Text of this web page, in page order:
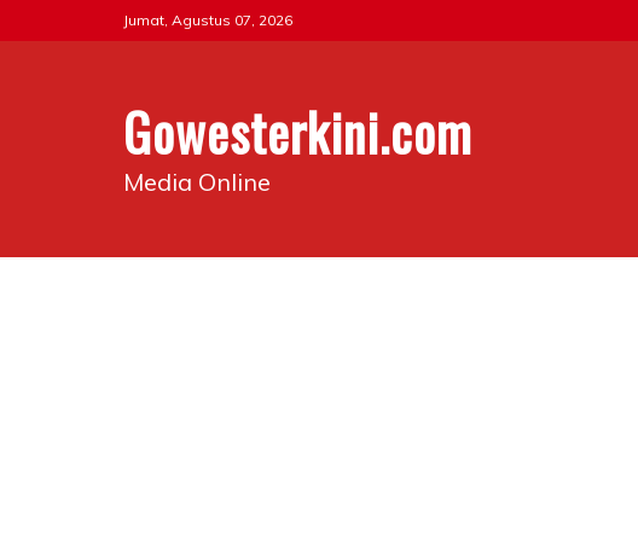
to
Jumat, Agustus 07, 2026
Gowesterkini.com
Media Online